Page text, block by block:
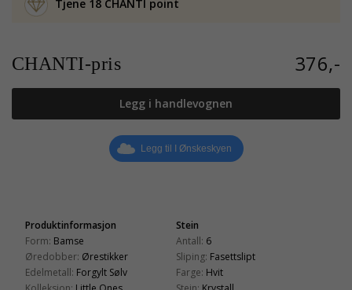
Tjene 18 CHANTI point
CHANTI-pris 376,-
Legg i handlevognen
Legg til I Ønskeskyen
Produktinformasjon
Form: Bamse
Øredobber: Ørestikker
Edelmetall: Forgylt Sølv
Stein
Antall: 6
Sliping: Fasettslipt
Farge: Hvit